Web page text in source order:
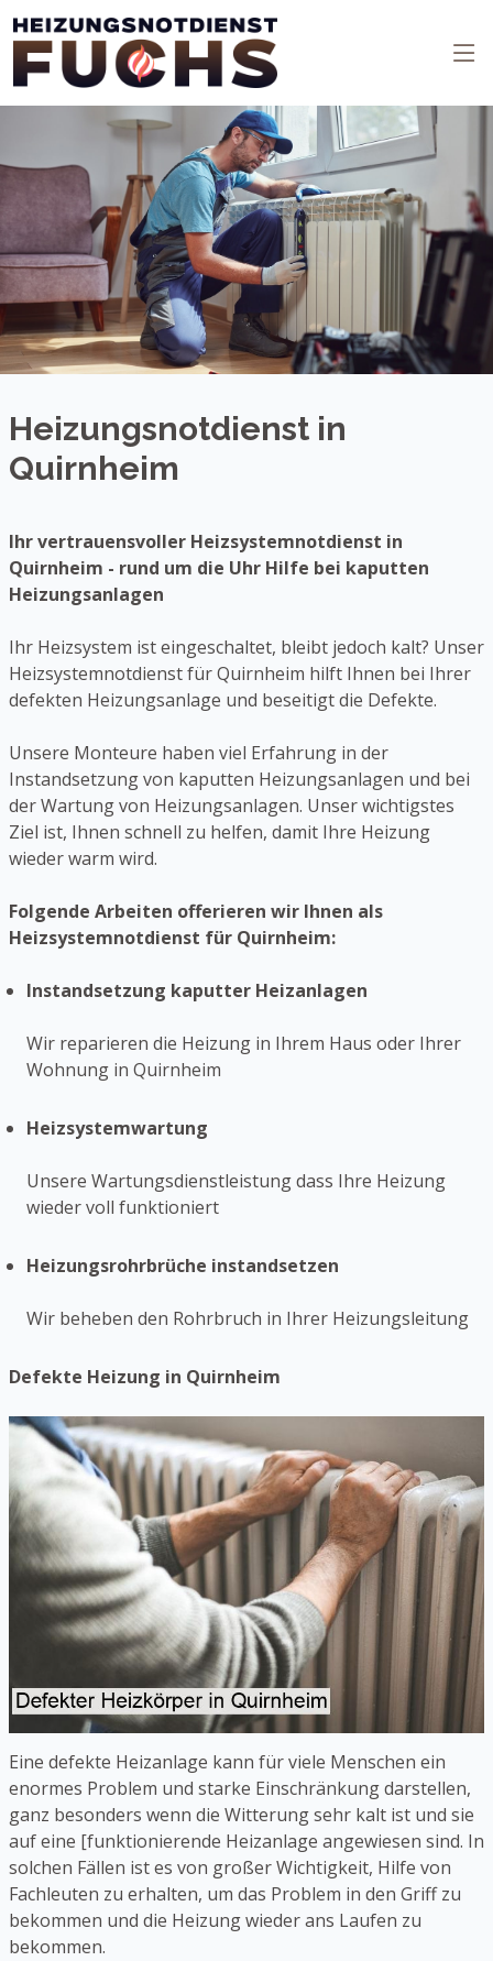
Heizungsnotdienst in
Quirnheim
Ihr vertrauensvoller Heizsystemnotdienst in
Quirnheim - rund um die Uhr Hilfe bei kaputten
Heizungsanlagen
Ihr Heizsystem ist eingeschaltet, bleibt jedoch kalt? Unser
Heizsystemnotdienst für Quirnheim hilft Ihnen bei Ihrer
defekten Heizungsanlage und beseitigt die Defekte.
Unsere Monteure haben viel Erfahrung in der
Instandsetzung von kaputten Heizungsanlagen und bei
der Wartung von Heizungsanlagen. Unser wichtigstes
Ziel ist, Ihnen schnell zu helfen, damit Ihre Heizung
wieder warm wird.
Folgende Arbeiten offerieren wir Ihnen als
Heizsystemnotdienst für Quirnheim:
Instandsetzung kaputter Heizanlagen
Wir reparieren die Heizung in Ihrem Haus oder Ihrer
Wohnung in Quirnheim
Heizsystemwartung
Unsere Wartungsdienstleistung dass Ihre Heizung
wieder voll funktioniert
Heizungsrohrbrüche instandsetzen
Wir beheben den Rohrbruch in Ihrer Heizungsleitung
Defekte Heizung in Quirnheim
Eine defekte Heizanlage kann für viele Menschen ein
enormes Problem und starke Einschränkung darstellen,
ganz besonders wenn die Witterung sehr kalt ist und sie
auf eine [funktionierende Heizanlage angewiesen sind. In
solchen Fällen ist es von großer Wichtigkeit, Hilfe von
Fachleuten zu erhalten, um das Problem in den Griff zu
bekommen und die Heizung wieder ans Laufen zu
bekommen.